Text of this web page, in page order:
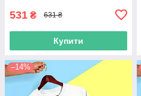
531 ₴ 631 ₴
Купити
–14%